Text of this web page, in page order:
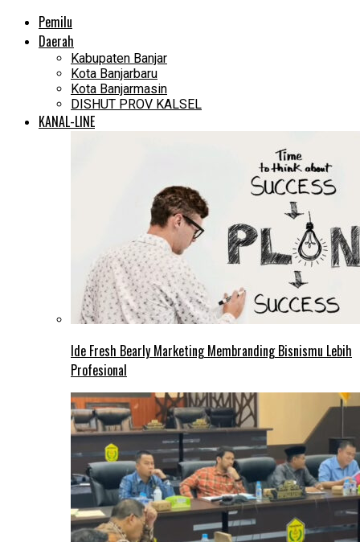
Pemilu
Daerah
Kabupaten Banjar
Kota Banjarbaru
Kota Banjarmasin
DISHUT PROV KALSEL
KANAL-LINE
Ide Fresh Bearly Marketing Membranding Bisnismu Lebih
Profesional